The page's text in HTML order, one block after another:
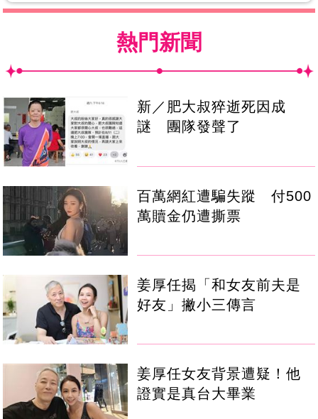
熱門新聞
新／肥大叔猝逝死因成
謎 團隊發聲了
百萬網紅遭騙失蹤 付500
萬贖金仍遭撕票
姜厚任揭「和女友前夫是
好友」撇小三傳言
姜厚任女友背景遭疑！他
證實是真台大畢業